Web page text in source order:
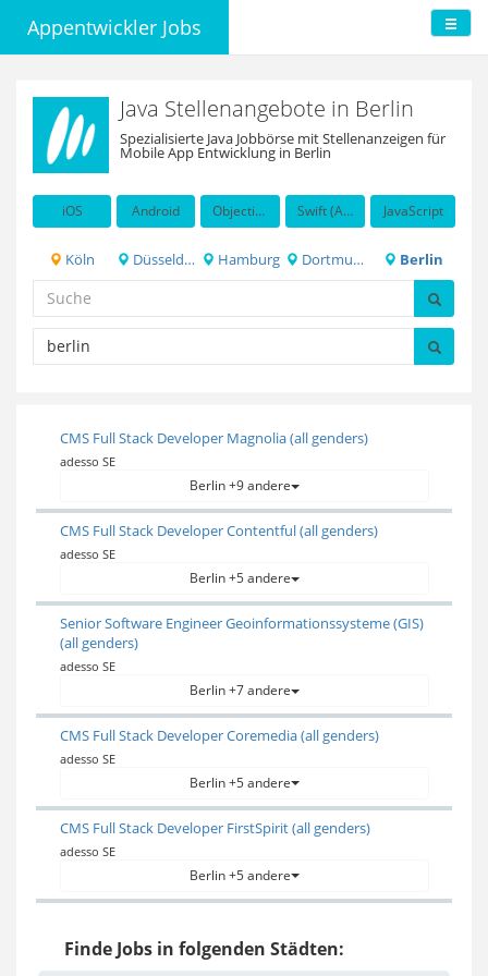
Appentwickler Jobs
Java Stellenangebote in Berlin
Spezialisierte Java Jobbörse mit Stellenanzeigen für
Mobile App Entwicklung in Berlin
iOS Android Objective-C Swift (Apple programming language) JavaScript
Köln Düsseldorf Hamburg Dortmund Berlin
CMS Full Stack Developer Magnolia (all genders)
adesso SE
Berlin +9 andere
CMS Full Stack Developer Contentful (all genders)
adesso SE
Berlin +5 andere
Senior Software Engineer Geoinformationssysteme (GIS)
(all genders)
adesso SE
Berlin +7 andere
CMS Full Stack Developer Coremedia (all genders)
adesso SE
Berlin +5 andere
CMS Full Stack Developer FirstSpirit (all genders)
adesso SE
Berlin +5 andere
Finde Jobs in folgenden Städten: